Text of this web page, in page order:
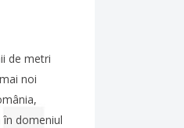
de metri
noi
în domeniul